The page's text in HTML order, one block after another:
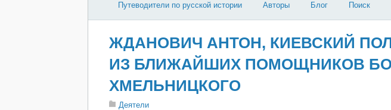
Путеводители по русской истории Авторы Блог Поиск
ЖДАНОВИЧ АНТОН, КИЕВСКИЙ
ИЗ БЛИЖАЙШИХ ПОМОЩНИКОВ
ХМЕЛЬНИЦКОГО
Деятели